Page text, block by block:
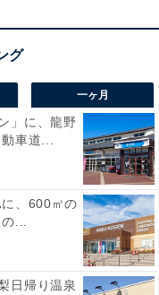
魅力です。
よい温泉でした」
ピカイチ」という声
露天風呂でリラック
りを楽しみたい人に
一ヶ月
」に、龍野
車道...
に、600㎡の
...
日帰り温泉